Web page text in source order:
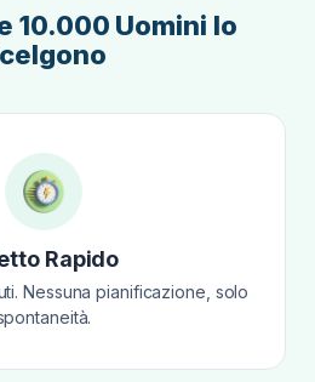
10.000 Uomini lo
Rapido
Nessuna pianificazione, solo